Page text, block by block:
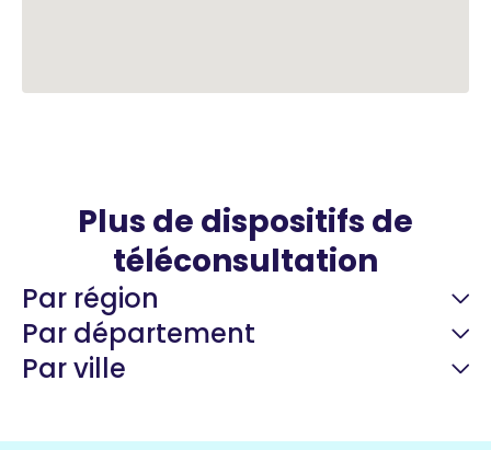
Plus de dispositifs de
téléconsultation
Par région
Par département
Par ville